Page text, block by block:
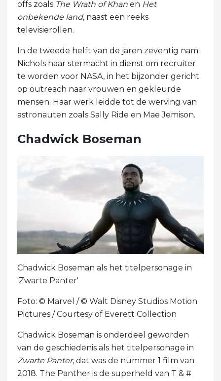
offs zoals The Wrath of Khan en Het
onbekende land, naast een reeks
televisierollen.
In de tweede helft van de jaren zeventig nam
Nichols haar stermacht in dienst om recruiter
te worden voor NASA, in het bijzonder gericht
op outreach naar vrouwen en gekleurde
mensen. Haar werk leidde tot de werving van
astronauten zoals Sally Ride en Mae Jemison.
Chadwick Boseman
Chadwick Boseman als het titelpersonage in
'Zwarte Panter'
Foto: © Marvel / © Walt Disney Studios Motion
Pictures / Courtesy of Everett Collection
Chadwick Boseman is onderdeel geworden
van de geschiedenis als het titelpersonage in
Zwarte Panter, dat was de nummer 1 film van
2018. The Panther is de superheld van T & #